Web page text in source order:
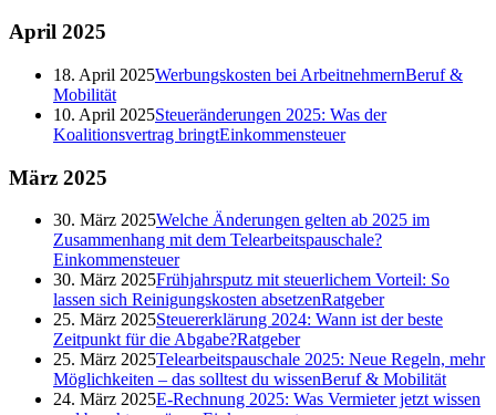
April 2025
18. April 2025Werbungskosten bei ArbeitnehmernBeruf &
Mobilität
10. April 2025Steueränderungen 2025: Was der
Koalitionsvertrag bringtEinkommensteuer
März 2025
30. März 2025Welche Änderungen gelten ab 2025 im
Zusammenhang mit dem Telearbeitspauschale?
Einkommensteuer
30. März 2025Frühjahrsputz mit steuerlichem Vorteil: So
lassen sich Reinigungskosten absetzenRatgeber
25. März 2025Steuererklärung 2024: Wann ist der beste
Zeitpunkt für die Abgabe?Ratgeber
25. März 2025Telearbeitspauschale 2025: Neue Regeln, mehr
Möglichkeiten – das solltest du wissenBeruf & Mobilität
24. März 2025E-Rechnung 2025: Was Vermieter jetzt wissen